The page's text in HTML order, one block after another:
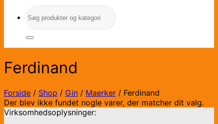
efter:
Ferdinand
Forside / Shop / Gin / Maerker / Ferdinand
Der blev ikke fundet nogle varer, der matcher dit valg.
Virksomhedsoplysninger: